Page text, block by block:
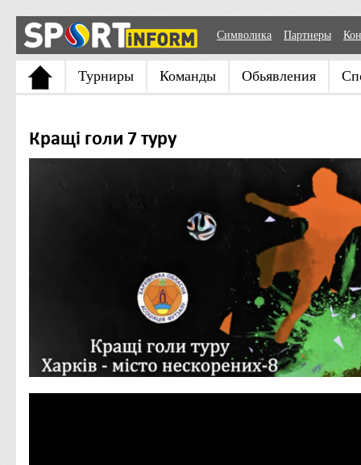
Символика Партнеры
Турниры Команды Обьявления
Кращі голи 7 туру